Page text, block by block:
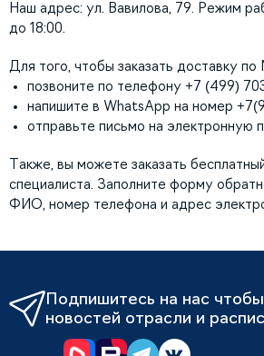
Наш адрес: ул. Вавилова, 79. Режим
до 18:00.
Для того, чтобы заказать доставку по
позвоните по телефону +7 (499)
напишите в WhatsApp на номер
отправьте письмо на электронную
Также, вы можете заказать
специалиста. Заполните форму
ФИО, номер телефона и адрес
Подпишитесь на нас
новостей отрасли и